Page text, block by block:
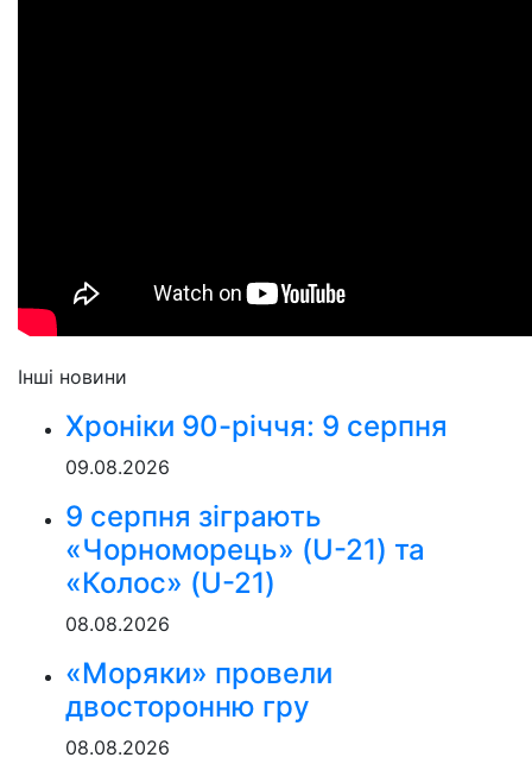
Інші новини
Хроніки 90-річчя: 9 серпня
09.08.2026
9 серпня зіграють
«Чорноморець» (U-21) та
«Колос» (U-21)
08.08.2026
«Моряки» провели
двосторонню гру
08.08.2026